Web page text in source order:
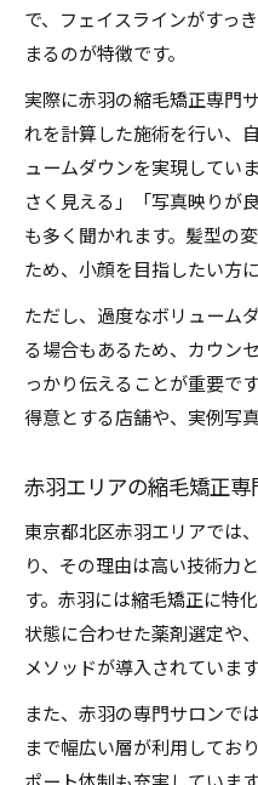
コスメ縮毛矯正
縮毛矯正専門サロ
縮毛矯正で自然
自然な仕上がりを実
縮毛矯正で自然
ボリュームダウ
口コミで高評価
自分に合った縮毛矯
縮毛矯正と髪質
コスメ縮毛矯正
赤羽周辺で人気
縮毛矯正が得意
縮毛矯正で毎朝楽々
縮毛矯正で忙し
縮毛矯正後にお
小顔効果を引き
で、フェイスラインがすっ
まるのが特徴です。
実際に赤羽の縮毛矯正専門
れを計算した施術を行い、
ュームダウンを実現してい
さく見える」「写真映りが
も多く聞かれます。髪型の
ため、小顔を目指したい方
ただし、過度なボリューム
る場合もあるため、カウン
っかり伝えることが重要で
得意とする店舗や、実例写
赤羽エリアの縮毛矯正
東京都北区赤羽エリアでは
り、その理由は高い技術力
す。赤羽には縮毛矯正に特
状態に合わせた薬剤選定や
メソッドが導入されています
また、赤羽の専門サロンで
まで幅広い層が利用してお